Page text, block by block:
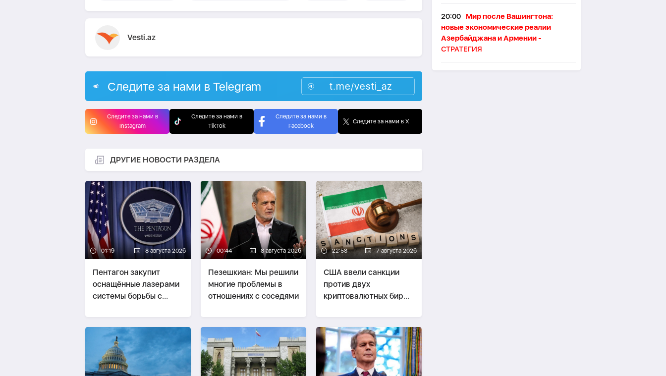
Vesti.az
Следите за нами в Telegram t.me/vesti_az
Следите за нами в
Instagram
Следите за нами в
TikTok
Следите за нами в
Facebook
Следите за нами в X
ДРУГИЕ НОВОСТИ РАЗДЕЛА
01:19 8 августа 2026
Пентагон закупит
оснащённые лазерами
системы борьбы с
00:44 8 августа 2026
Пезешкиан: Мы решили
многие проблемы в
отношениях с соседями
22:58 7 августа 2026
США ввели санкции
против двух
криптовалютных бирж,
оказывавших
финансовую помощь
Ирану
20:00
Мир после Вашингтона:
новые экономические реалии
Азербайджана и Армении -
СТРАТЕГИЯ